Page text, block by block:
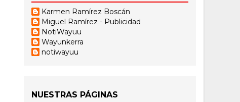
Karmen Ramírez Boscán
Miguel Ramírez - Publicidad
NotiWayuu
Wayunkerra
notiwayuu
NUESTRAS PÁGINAS